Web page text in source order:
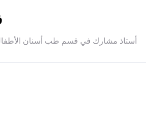
أستاذ مشارك في قسم طب أسنان الأطفال